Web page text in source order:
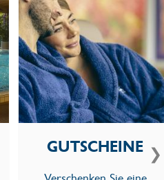
GUTSCHEINE ❯